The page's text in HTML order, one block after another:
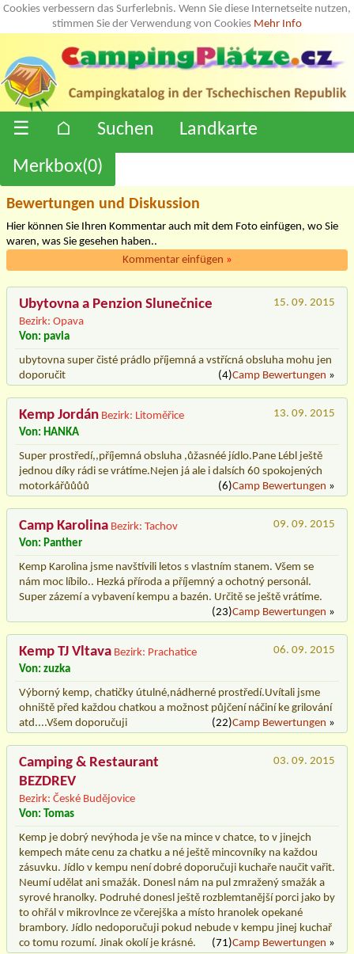
Cookies verbessern das Surferlebnis. Wenn Sie diese Internetseite nutzen,
stimmen Sie der Verwendung von Cookies Mehr Info
☰ ⌂ Suchen
Landkarte
Merkbox(0)
Bewertungen und Diskussion
Hier können Sie Ihren Kommentar auch mit dem Foto einfügen, wo Sie
waren, was Sie gesehen haben..
Kommentar einfügen »
Ubytovna a Penzion Slunečnice
Bezirk: Opava
15. 09. 2015
Von: pavla
ubytovna super čisté prádlo příjemná a vstřícná obsluha mohu jen
doporučit
(4)Camp Bewertungen »
Kemp Jordán Bezirk: Litoměřice
13. 09. 2015
Von: HANKA
Super prostředí,,příjemná obsluha ,ůžasnéé jídlo.Pane Lébl ještě
jednou díky rádi se vrátíme.Nejen já ale i dalsích 60 spokojených
motorkářůůůů
(6)Camp Bewertungen »
Camp Karolina Bezirk: Tachov
09. 09. 2015
Von: Panther
Kemp Karolina jsme navštívili letos s vlastním stanem. Všem se
nám moc líbilo.. Hezká příroda a příjemný a ochotný personál.
Super zázemí a vybavení kempu a bazén. Určitě se ještě vrátíme.
(23)Camp Bewertungen »
Kemp TJ Vltava Bezirk: Prachatice
06. 09. 2015
Von: zuzka
Výborný kemp, chatičky útulné,nádherné prostředí.Uvítali jsme
ohniště před každou chatkou a možnost půjčení náčiní ke grilování
atd....Všem doporučuji
(22)Camp Bewertungen »
Camping & Restaurant
BEZDREV
Bezirk: České Budějovice
03. 09. 2015
Von: Tomas
Kemp je dobrý nevýhoda je vše na mince v chatce, to v jinejch
kempech máte cenu za chatku a né ještě mincovníky na každou
zásuvku. Jídlo v kempu není dobré doporučuji kuchaře naučit vařit.
Neumí udělat ani smažák. Donesl nám na pul zmražený smažák a
syrové hranolky. Podruhé donesl ještě rozblemtanější porci jako by
to ohřál v mikrovlnce ze včerejška a místo hranolek opekané
brambory. Jídlo nedoporučuji pokud nebude v kempu jinej kuchař
co tomu rozumí. Jinak okolí je krásné.
(71)Camp Bewertungen »